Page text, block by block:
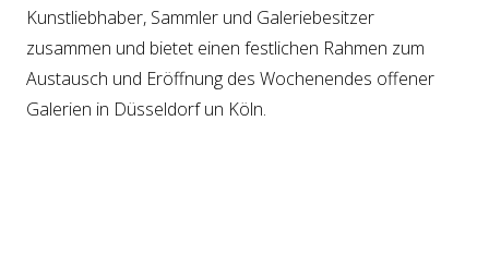
Kunstliebhaber, Sammler und Galeriebesitzer
zusammen und bietet einen festlichen Rahmen zum
Austausch und Eröffnung des Wochenendes offener
Galerien in Düsseldorf un Köln.